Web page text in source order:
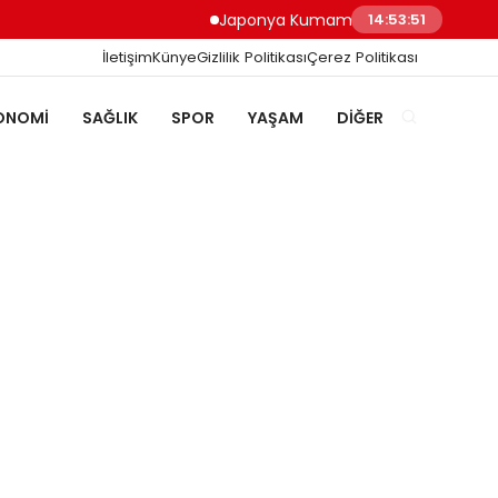
Japonya Kumamoto Depreminde Sağlık
14:53:52
İletişimKünyeGizlilik PolitikasıÇerez Politikası
SAĞLIK SPOR YAŞAM DIĞER